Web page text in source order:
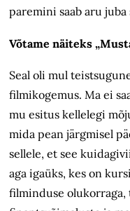
paremini saab aru
Võtame näiteks
Seal oli mul
filmikogemus. Ma ei
mu esitus kellelegi
mida pean järgmisel
sellele, et see
aga igaüks, kes on
filminduse olukorraga,